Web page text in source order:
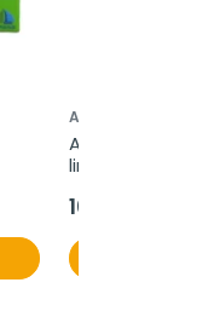
AVENE
Avene
limpiador, 400
16,99 €